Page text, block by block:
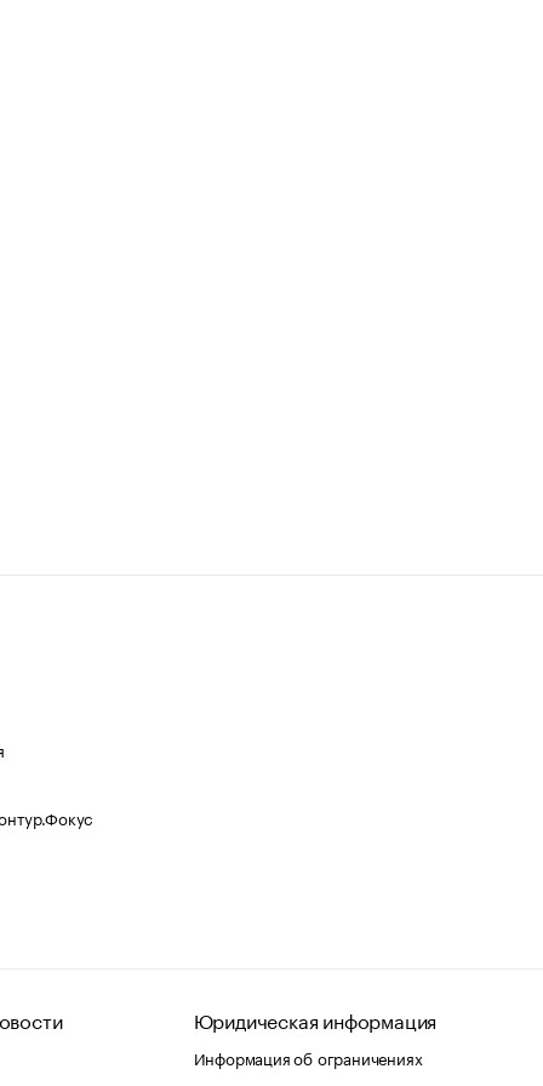
Юридическая информация
Информация об ограничениях